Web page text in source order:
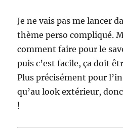
Je ne vais pas me lancer
thème perso compliqué.
comment faire pour le
puis c’est facile, ça doit
Plus précisément pour
qu’au look extérieur,
!